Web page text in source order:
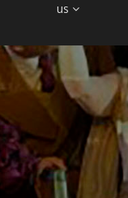
us